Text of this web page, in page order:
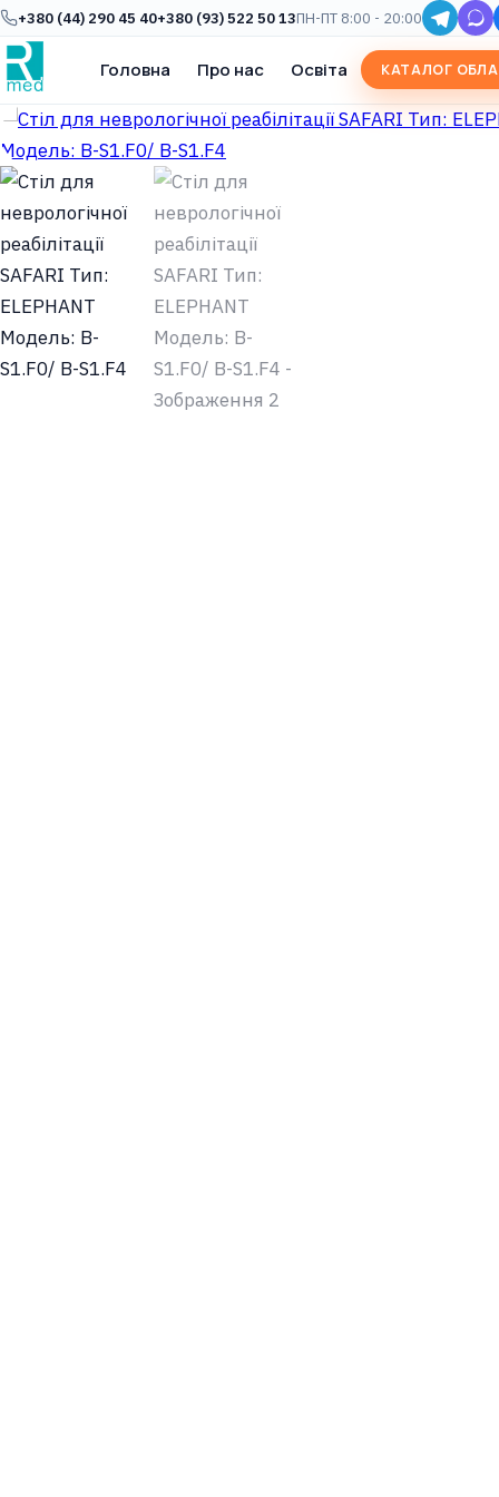
+380 (44) 290 45 40+380 (93) 522 50 13ПН-ПТ 8:00 - 20:00
Головна Про нас Освіта КАТАЛОГ